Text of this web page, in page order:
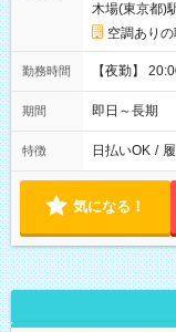
木場(東京都)
空調あり
勤務時間 【夜勤】
期間 即日～長期
特徴 日払いOK /
気になる！